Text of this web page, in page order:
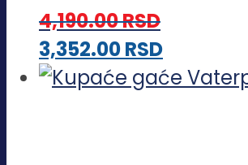
mogu
biti
4,190.00RSD
3,352.00RSDOvaj
proizvod